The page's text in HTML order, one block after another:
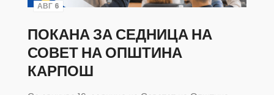
АВГ 6
ПОКАНА ЗА СЕДНИЦА НА
СОВЕТ НА ОПШТИНА
КАРПОШ